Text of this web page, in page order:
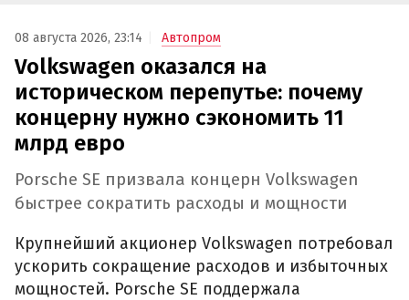
08 августа 2026, 23:14 Автопром
Volkswagen оказался на
историческом перепутье: почему
концерну нужно сэкономить 11
млрд евро
Porsche SE призвала концерн Volkswagen
быстрее сократить расходы и мощности
Крупнейший акционер Volkswagen потребовал
ускорить сокращение расходов и избыточных
мощностей. Porsche SE поддержала